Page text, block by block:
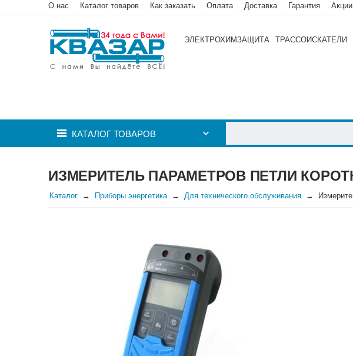
О нас Каталог товаров Как заказать Оплата Доставка Гарантия Акции
ЭЛЕКТРОХИМЗАЩИТА ТРАССОИСКАТЕЛИ
КАТАЛОГ ТОВАРОВ
ИЗМЕРИТЕЛЬ ПАРАМЕТРОВ ПЕТЛИ
Каталог Приборы энергетика Для технического обслуживания